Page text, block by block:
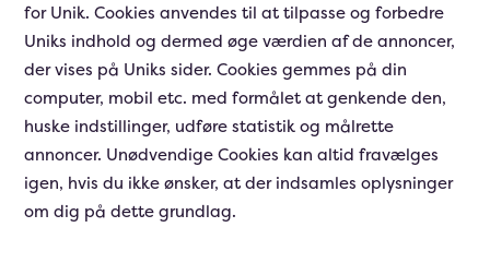
for Unik. Cookies anvendes til at tilpasse og forbedre
Uniks indhold og dermed øge værdien af de annoncer,
der vises på Uniks sider. Cookies gemmes på din
computer, mobil etc. med formålet at genkende den,
huske indstillinger, udføre statistik og målrette
annoncer. Unødvendige Cookies kan altid fravælges
igen, hvis du ikke ønsker, at der indsamles oplysninger
om dig på dette grundlag.